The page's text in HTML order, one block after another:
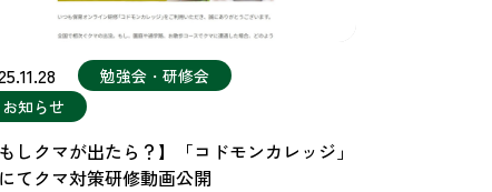
勉強会・研修会
お知らせ
もしクマが出たら？】「コドモンカレッジ」
てクマ対策研修動画公開